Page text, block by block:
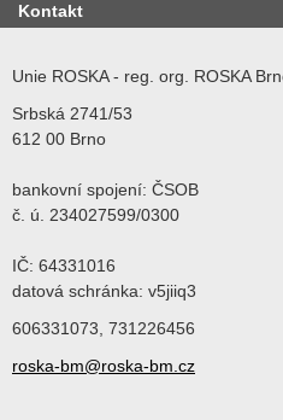
Kontakt
Unie ROSKA - reg. org. ROSKA
Srbská 2741/53
612 00 Brno
bankovní spojení: ČSOB
č. ú. 234027599/0300
IČ: 64331016
datová schránka: v5jiiq3
606331073, 731226456
roska-bm@roska-bm.cz